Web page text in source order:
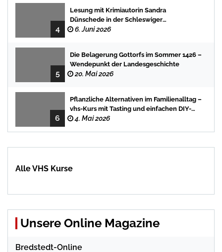
4
Lesung mit Krimiautorin Sandra
Dünschede in der Schleswiger
Stadtbücherei
6. Juni 2026
5
Die Belagerung Gottorfs im Sommer 1426 –
Wendepunkt der Landesgeschichte
20. Mai 2026
6
Pflanzliche Alternativen im Familienalltag –
vhs-Kurs mit Tasting und einfachen DIY-
Rezepten
4. Mai 2026
Alle VHS Kurse
Unsere Online Magazine
Bredstedt-Online